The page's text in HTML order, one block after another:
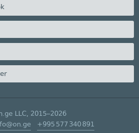
LLC, 2015–2026
+995 577 340 891